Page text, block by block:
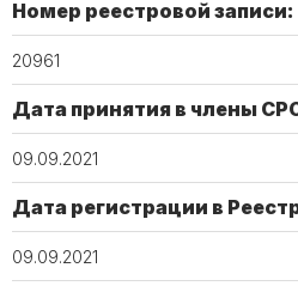
Номер реестровой записи:
20961
Дата принятия в члены
09.09.2021
Дата регистрации в
09.09.2021